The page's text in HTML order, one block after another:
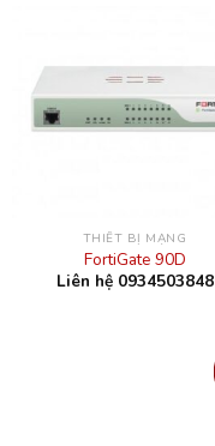
THIẾT BỊ MẠNG
FortiGate 90D
Liên hệ 0934503848